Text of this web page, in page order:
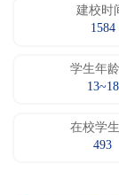
建校时
1584
学生年
13~18
在校学
493